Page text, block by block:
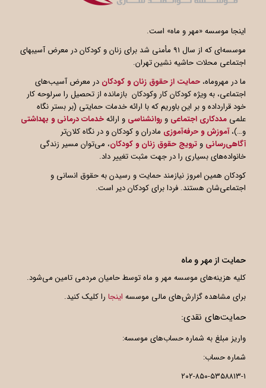
اینجا موسسه «مهر و ماه» است.
موسسه‌ای که از سال ۹۱ مأمنی شد برای زنان و کودکان در معرض آسیبهای
اجتماعی محلات حاشیه نشین تهران.
ما در مهروماه، حمایت از حقوق زنان و کودکان در معرض آسیب‌های
اجتماعی، به ویژه کودکان کار وکودکان بازمانده از تحصیل را سرلوحه کار
خود قرارداده و بر این باوریم که با ارائه خدمات حمایتی (بر بستر نگاه
علمی مددکاری اجتماعی وروانشناسی و ارائهخدمات درمانی و بهداشتی
و…)،آموزش و حرفه‌آموزی مادران و کودکان و در نگاه کلان‌تر
آگاهیرسانی وترویج حقوق زنان و کودکان، می‌توان مسیر زندگی
خانواده‌های بسیاری را در جهت مثبت تغییر داد.
کودکان همین امروز نیازمند حمایت و رسیدن به حقوق انسانی و
اجتماعی‌شان هستند. فردا برای کودکان دیر است.
حمایت از مهر و ماه
کلیه هزینه‌های موسسه مهر و ماه توسط حامیان مردمی تامین می‌شود.
برای مشاهده گزارش‌های مالی موسسه اینجارا کلیک کنید.
حمایت‌های نقدی:
واریز مبلغ به شماره حساب‌های موسسه:
شماره حساب:
۲۰۲-۸۵۰-۵۳۵۸۸۱۳-۱